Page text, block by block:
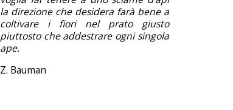
la direzione che desidera farà bene a
coltivare i fiori nel prato giusto
piuttosto che addestrare ogni singola
ape.
Z. Bauman